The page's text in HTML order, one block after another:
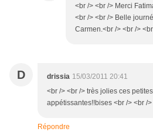
<br /> <br /> Merci
<br /> <br /> Belle
Carmen.<br /> <br />
D drissia 15/03/2011 20:41
<br /> <br /> très jolies ces
appétissantes!!bises <br /> <br /
Répondre